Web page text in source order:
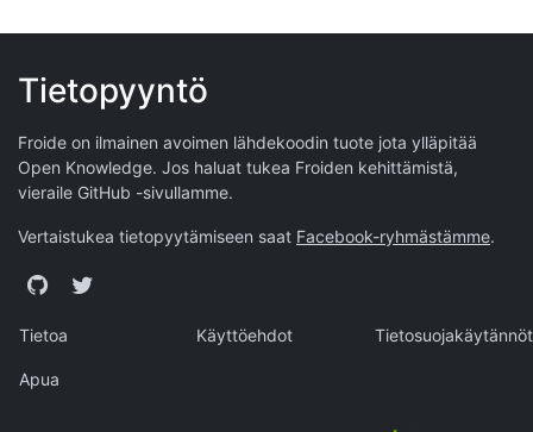
Tietopyyntö
Froide on ilmainen avoimen lähdekoodin tuote jota ylläpitää
Open Knowledge. Jos haluat tukea Froiden kehittämistä,
vieraile GitHub -sivullamme.
Vertaistukea tietopyytämiseen saat Facebook-ryhmästämme.
GitHubTwitter
Tietoa Käyttöehdot Tietosuojakäytännöt
Apua